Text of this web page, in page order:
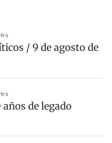
/ 9 de agosto de
de legado